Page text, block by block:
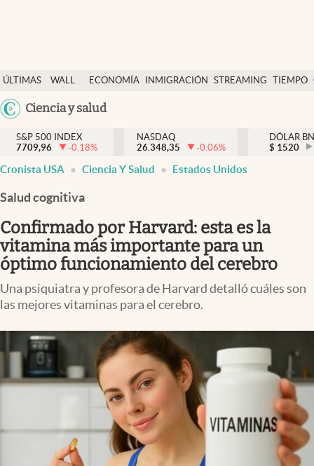
ÚLTIMAS
NOTICIAS
WALL
DÓLAR
ECONOMÍA INMIGRACIÓN STREAMING TIEMPO
México
Ciencia y salud
Finanzas y economía
Wall Street y dólar
Inmigración
Espiritual
Streaming
PC y mobile
USA
S&P 500 INDEX
7709,96
-0.18%
NASDAQ
26.348,35
-0.06%
DÓLAR
$ 1520
Cronista USA Ciencia Y Salud Estados Unidos
Salud cognitiva
Confirmado por Harvard: esta es la
vitamina más importante para un
óptimo funcionamiento del cerebro
Una psiquiatra y profesora de Harvard detalló cuáles son
las mejores vitaminas para el cerebro.